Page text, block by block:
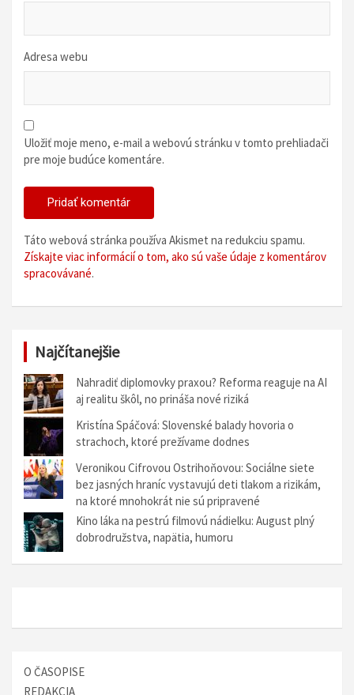
Adresa webu
Uložiť moje meno, e-mail a webovú stránku v tomto prehliadači
pre moje budúce komentáre.
Táto webová stránka používa Akismet na redukciu spamu.
Získajte viac informácií o tom, ako sú vaše údaje z komentárov
spracovávané.
Najčítanejšie
Nahradiť diplomovky praxou? Reforma reaguje na AI
aj realitu škôl, no prináša nové riziká
Kristína Spáčová: Slovenské balady hovoria o
strachoch, ktoré prežívame dodnes
Veronikou Cifrovou Ostrihoňovou: Sociálne siete
bez jasných hraníc vystavujú deti tlakom a rizikám,
na ktoré mnohokrát nie sú pripravené
Kino láka na pestrú filmovú nádielku: August plný
dobrodružstva, napätia, humoru
O ČASOPISE
REDAKCIA